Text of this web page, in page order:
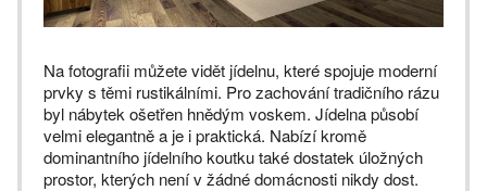
Na fotografii můžete vidět jídelnu, které spojuje moderní
prvky s těmi rustikálními. Pro zachování tradičního rázu
byl nábytek ošetřen hnědým voskem. Jídelna působí
velmi elegantně a je i praktická. Nabízí kromě
dominantního jídelního koutku také dostatek úložných
prostor, kterých není v žádné domácnosti nikdy dost.